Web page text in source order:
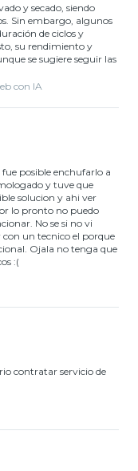
y secado, siendo
Sin embargo, algunos
de ciclos y
su rendimiento y
se sugiere seguir las
con IA
posible enchufarlo a
y tuve que
solucion y ahi ver
lo pronto no puedo
No se si no vi
un tecnico el porque
Ojala no tenga que
:(
contratar servicio de